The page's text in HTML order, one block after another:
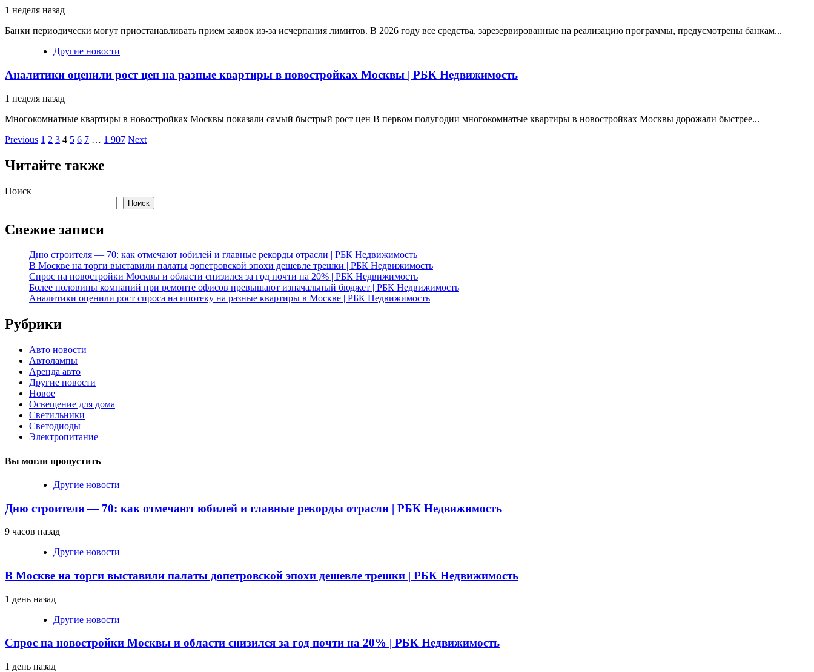
1 неделя назад
Банки периодически могут приостанавливать прием заявок из-за исчерпания лимитов. В 2026 году все средства, зарезервированные на реализацию программы, предусмотрены банкам...
Другие новости
Аналитики оценили рост цен на разные квартиры в новостройках Москвы | РБК Недвижимость
1 неделя назад
Многокомнатные квартиры в новостройках Москвы показали самый быстрый рост цен В первом полугодии многокомнатые квартиры в новостройках Москвы дорожали быстрее...
Пагинация
записей
Previous 1 2 3 4 5 6 7 … 1 907 Next
Читайте также
Поиск
Поиск
Свежие записи
Дню строителя — 70: как отмечают юбилей и главные рекорды отрасли | РБК Недвижимость
В Москве на торги выставили палаты допетровской эпохи дешевле трешки | РБК Недвижимость
Спрос на новостройки Москвы и области снизился за год почти на 20% | РБК Недвижимость
Более половины компаний при ремонте офисов превышают изначальный бюджет | РБК Недвижимость
Аналитики оценили рост спроса на ипотеку на разные квартиры в Москве | РБК Недвижимость
Рубрики
Авто новости
Автолампы
Аренда авто
Другие новости
Новое
Освещение для дома
Светильники
Светодиоды
Электропитание
Вы могли пропустить
Другие новости
Дню строителя — 70: как отмечают юбилей и главные рекорды отрасли | РБК Недвижимость
9 часов назад
Другие новости
В Москве на торги выставили палаты допетровской эпохи дешевле трешки | РБК Недвижимость
1 день назад
Другие новости
Спрос на новостройки Москвы и области снизился за год почти на 20% | РБК Недвижимость
1 день назад